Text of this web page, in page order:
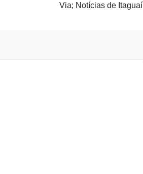
Via; Notícias de Itaguaí